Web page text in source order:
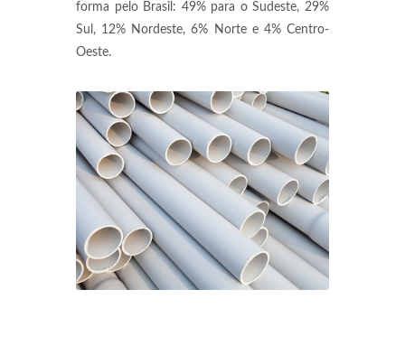
forma pelo Brasil: 49% para o Sudeste, 29%
Sul, 12% Nordeste, 6% Norte e 4% Centro-
Oeste.